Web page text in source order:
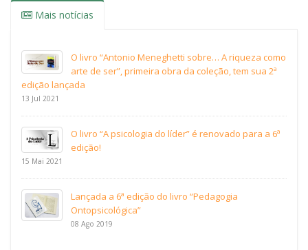
Mais notícias
O livro “Antonio Meneghetti sobre… A riqueza como
arte de ser”, primeira obra da coleção, tem sua 2ª
edição lançada
13 Jul 2021
O livro “A psicologia do líder” é renovado para a 6ª
edição!
15 Mai 2021
Lançada a 6ª edição do livro “Pedagogia
Ontopsicológica”
08 Ago 2019